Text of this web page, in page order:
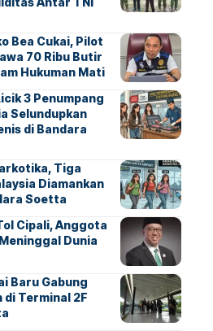
Bea Cukai, Pilot
70 Ribu Butir
Hukuman Mati
3 Penumpang
Selundupkan
di Bandara
Tiga
Diamankan
Soetta
Cipali, Anggota
Dunia
Baru Gabung
di Terminal 2F